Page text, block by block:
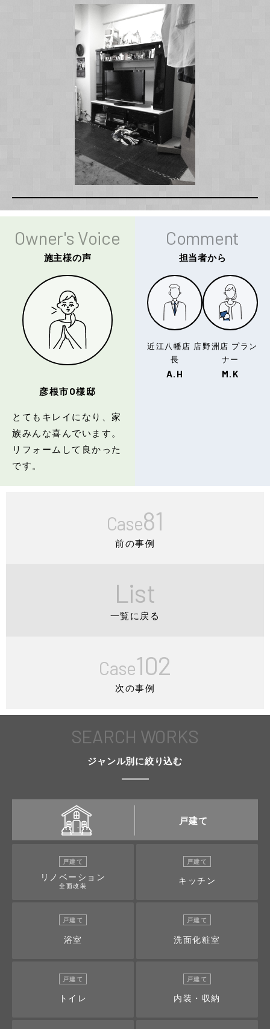
Owner's Voice
施主様の声
彦根市O様邸
とてもキレイになり、家
族みんな喜んでいます。
リフォームして良かった
です。
Comment
担当者から
近江八幡店 店
長
A.H
野洲店 プラン
ナー
M.K
Case81
前の事例
List
一覧に戻る
Case102
次の事例
SEARCH WORKS
ジャンル別に絞り込む
戸建て
戸建て
リノベーション
全面改装
戸建て
キッチン
戸建て
浴室
戸建て
洗面化粧室
戸建て
トイレ
戸建て
内装・収納